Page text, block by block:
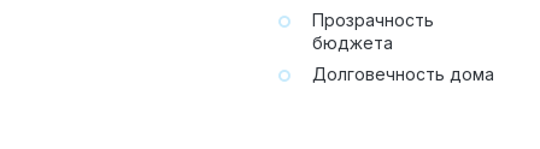
Прозрачность
бюджета
Долговечность дома